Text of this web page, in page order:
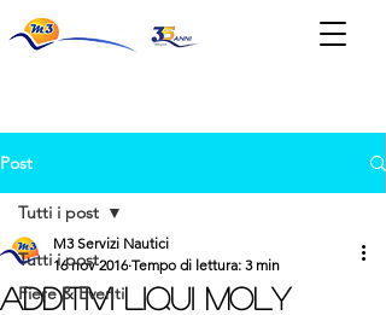
Post
Tutti i post
Fiere & Eventi
Tutti i post
Additivi Liqui Moly
M3 Servizi Nautici
16 nov 2016 Tempo di lettura: 3 min